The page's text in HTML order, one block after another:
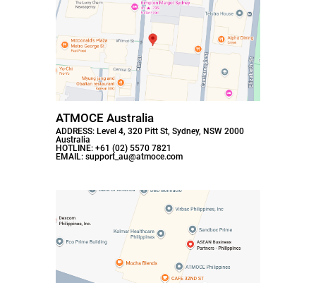
ATMOCE Australia
ADDRESS: Level 4, 320 Pitt St, Sydney, NSW 2000
Australia
HOTLINE: +61 (02) 5570 7821
EMAIL: support_au@atmoce.com